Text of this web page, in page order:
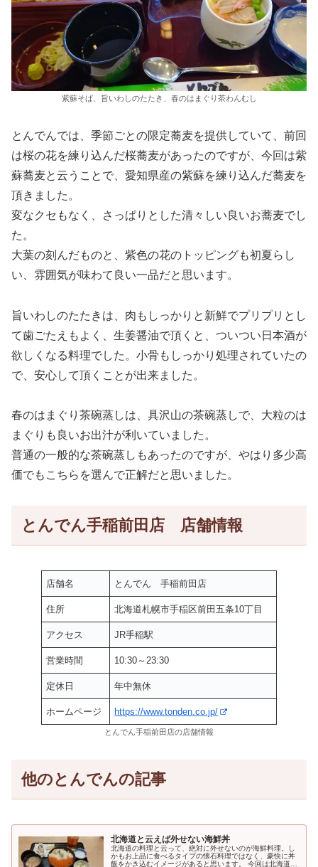
紫蘇そば、旨いわしのたたき、春のはまぐり茶わんむし
とんでんでは、季節ごとの限定蕎麦を提供していて、前回
は桜の花を練り込んだ桜蕎麦があったのですが、今回は紫
蘇蕎麦と云うことで、愛知県産の紫蘇を練り込んだ蕎麦を
頂きました。
変なクセもなく、さっぱりとした清々しい良いお蕎麦でし
た。
大葉の刻んだものと、紫色の花のトッピングも初夏らし
い、雰囲気が味わて良い一品だと思います。
旨いわしのたたきは、肉もしっかりと新鮮でプリプリとし
て歯ごたえもよく、生姜醤油で頂くと、ついつい日本酒が
欲しくなる料理でした。小骨もしっかり処理されていたの
で、安心して頂くことが出来ました。
春のはまぐり茶碗蒸しは、具沢山の茶碗蒸しで、大粒のは
まぐりも良いお出汁が利いていました。
普通の一般的な茶碗蒸しもあったのですが、やはり多少高
価でもこちらを選んで正解だと思いました。
とんでん手稲前田店 店舗情報
店舗名 とんでん 手稲前田店
住所 北海道札幌市手稲区前田五条10丁目
アクセス JR手稲駅
営業時間 10:30～23:30
定休日 年中無休
ホームページ https://www.tonden.co.jp/
とんでん手稲前田店の店舗情報
他のとんでんの記事
北海道と云えば外せない海鮮丼
北海道の料理と云って、絶対に外せないのが海鮮料理。し
かもお上品に食べるタイプの懐石料理ではなく、豪快に丼
飯をかき込むイメージがあると思います。 今回は北海道・